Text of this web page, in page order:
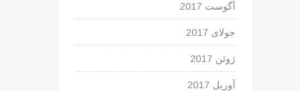
آگوست 2017
جولای 2017
ژوئن 2017
آوریل 2017